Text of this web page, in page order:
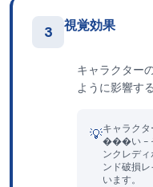
3 視覚効果
キャラクター
ように影響す
💡キャラク
���い - そ
ンクレデ
ンド破損
います。